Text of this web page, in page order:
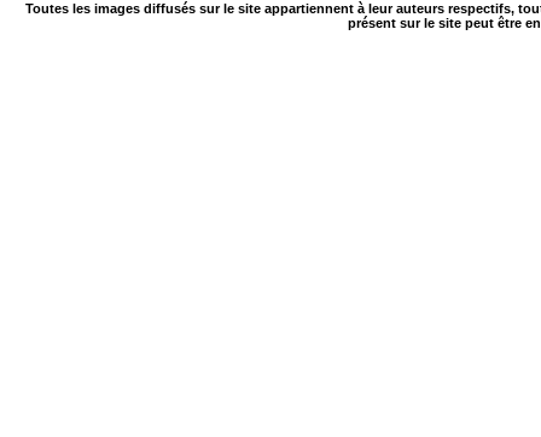
Toutes les images diffusés sur le site appartiennent à leur auteurs respectifs,
présent sur le site peut être